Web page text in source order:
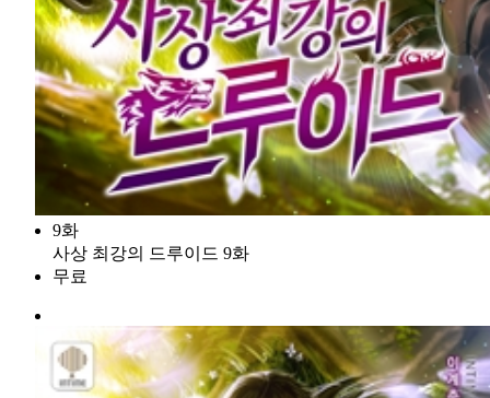
9화
사상 최강의 드루이드 9화
무료